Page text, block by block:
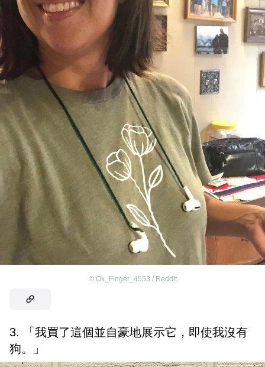
© Ok_Finger_4553 / Reddit
3. 「我買了這個並自豪地展示它，即使我沒有
狗。」